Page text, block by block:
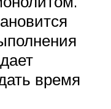
время